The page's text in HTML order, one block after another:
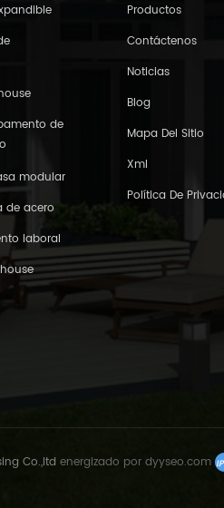
de
modular
de acero
laboral
Productos
Contáctenos
Noticias
Blog
Mapa Del Sitio
Xml
Política De
Co.,ltd energizado por dyyseo.com